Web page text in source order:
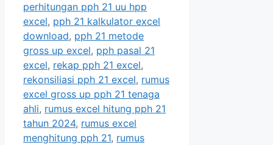
perhitungan pph 21 uu hpp
excel, pph 21 kalkulator excel
download, pph 21 metode
gross up excel, pph pasal 21
excel, rekap pph 21 excel,
rekonsiliasi pph 21 excel, rumus
excel gross up pph 21 tenaga
ahli, rumus excel hitung pph 21
tahun 2024, rumus excel
menghitung pph 21, rumus